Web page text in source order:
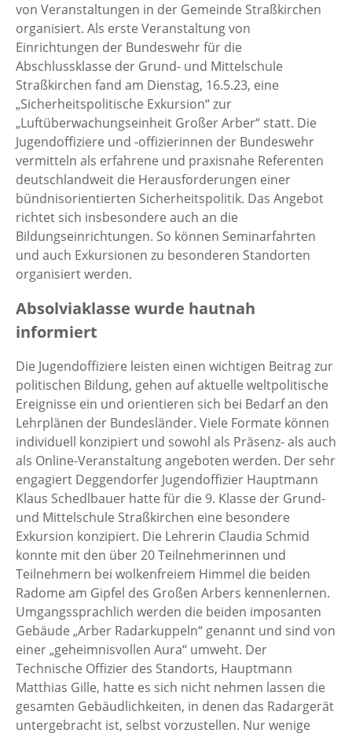
von Veranstaltungen in der Gemeinde Straßkirchen
organisiert. Als erste Veranstaltung von
Einrichtungen der Bundeswehr für die
Abschlussklasse der Grund- und Mittelschule
Straßkirchen fand am Dienstag, 16.5.23, eine
„Sicherheitspolitische Exkursion“ zur
„Luftüberwachungseinheit Großer Arber“ statt. Die
Jugendoffiziere und -offizierinnen der Bundeswehr
vermitteln als erfahrene und praxisnahe Referenten
deutschlandweit die Herausforderungen einer
bündnisorientierten Sicherheitspolitik. Das Angebot
richtet sich insbesondere auch an die
Bildungseinrichtungen. So können Seminarfahrten
und auch Exkursionen zu besonderen Standorten
organisiert werden.
Absolviaklasse wurde hautnah
informiert
Die Jugendoffiziere leisten einen wichtigen Beitrag zur
politischen Bildung, gehen auf aktuelle weltpolitische
Ereignisse ein und orientieren sich bei Bedarf an den
Lehrplänen der Bundesländer. Viele Formate können
individuell konzipiert und sowohl als Präsenz- als auch
als Online-Veranstaltung angeboten werden. Der sehr
engagiert Deggendorfer Jugendoffizier Hauptmann
Klaus Schedlbauer hatte für die 9. Klasse der Grund-
und Mittelschule Straßkirchen eine besondere
Exkursion konzipiert. Die Lehrerin Claudia Schmid
konnte mit den über 20 Teilnehmerinnen und
Teilnehmern bei wolkenfreiem Himmel die beiden
Radome am Gipfel des Großen Arbers kennenlernen.
Umgangssprachlich werden die beiden imposanten
Gebäude „Arber Radarkuppeln“ genannt und sind von
einer „geheimnisvollen Aura“ umweht. Der
Technische Offizier des Standorts, Hauptmann
Matthias Gille, hatte es sich nicht nehmen lassen die
gesamten Gebäudlichkeiten, in denen das Radargerät
untergebracht ist, selbst vorzustellen. Nur wenige